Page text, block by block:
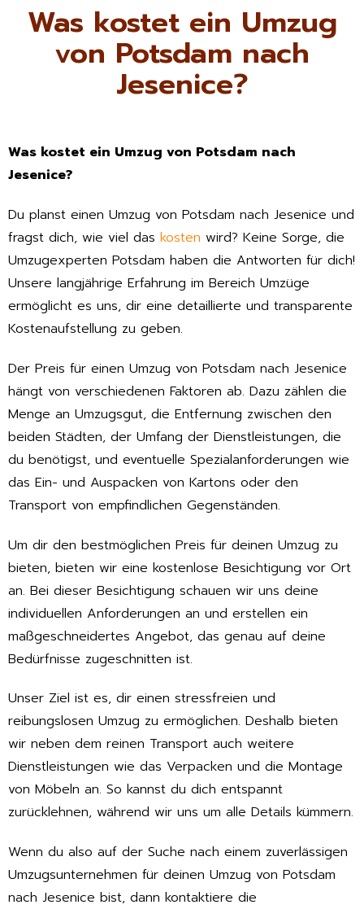
Was kostet ein Umzug
von Potsdam nach
Jesenice?
Was kostet ein Umzug von Potsdam nach
Jesenice?
Du planst einen Umzug von Potsdam nach Jesenice und
fragst dich, wie viel das kosten wird? Keine Sorge, die
Umzugexperten Potsdam haben die Antworten für dich!
Unsere langjährige Erfahrung im Bereich Umzüge
ermöglicht es uns, dir eine detaillierte und transparente
Kostenaufstellung zu geben.
Der Preis für einen Umzug von Potsdam nach Jesenice
hängt von verschiedenen Faktoren ab. Dazu zählen die
Menge an Umzugsgut, die Entfernung zwischen den
beiden Städten, der Umfang der Dienstleistungen, die
du benötigst, und eventuelle Spezialanforderungen wie
das Ein- und Auspacken von Kartons oder den
Transport von empfindlichen Gegenständen.
Um dir den bestmöglichen Preis für deinen Umzug zu
bieten, bieten wir eine kostenlose Besichtigung vor Ort
an. Bei dieser Besichtigung schauen wir uns deine
individuellen Anforderungen an und erstellen ein
maßgeschneidertes Angebot, das genau auf deine
Bedürfnisse zugeschnitten ist.
Unser Ziel ist es, dir einen stressfreien und
reibungslosen Umzug zu ermöglichen. Deshalb bieten
wir neben dem reinen Transport auch weitere
Dienstleistungen wie das Verpacken und die Montage
von Möbeln an. So kannst du dich entspannt
zurücklehnen, während wir uns um alle Details kümmern.
Wenn du also auf der Suche nach einem zuverlässigen
Umzugsunternehmen für deinen Umzug von Potsdam
nach Jesenice bist, dann kontaktiere die